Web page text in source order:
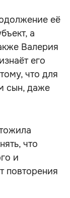
её
а
Валерия
его
что для
сын, даже
что
и
повторения